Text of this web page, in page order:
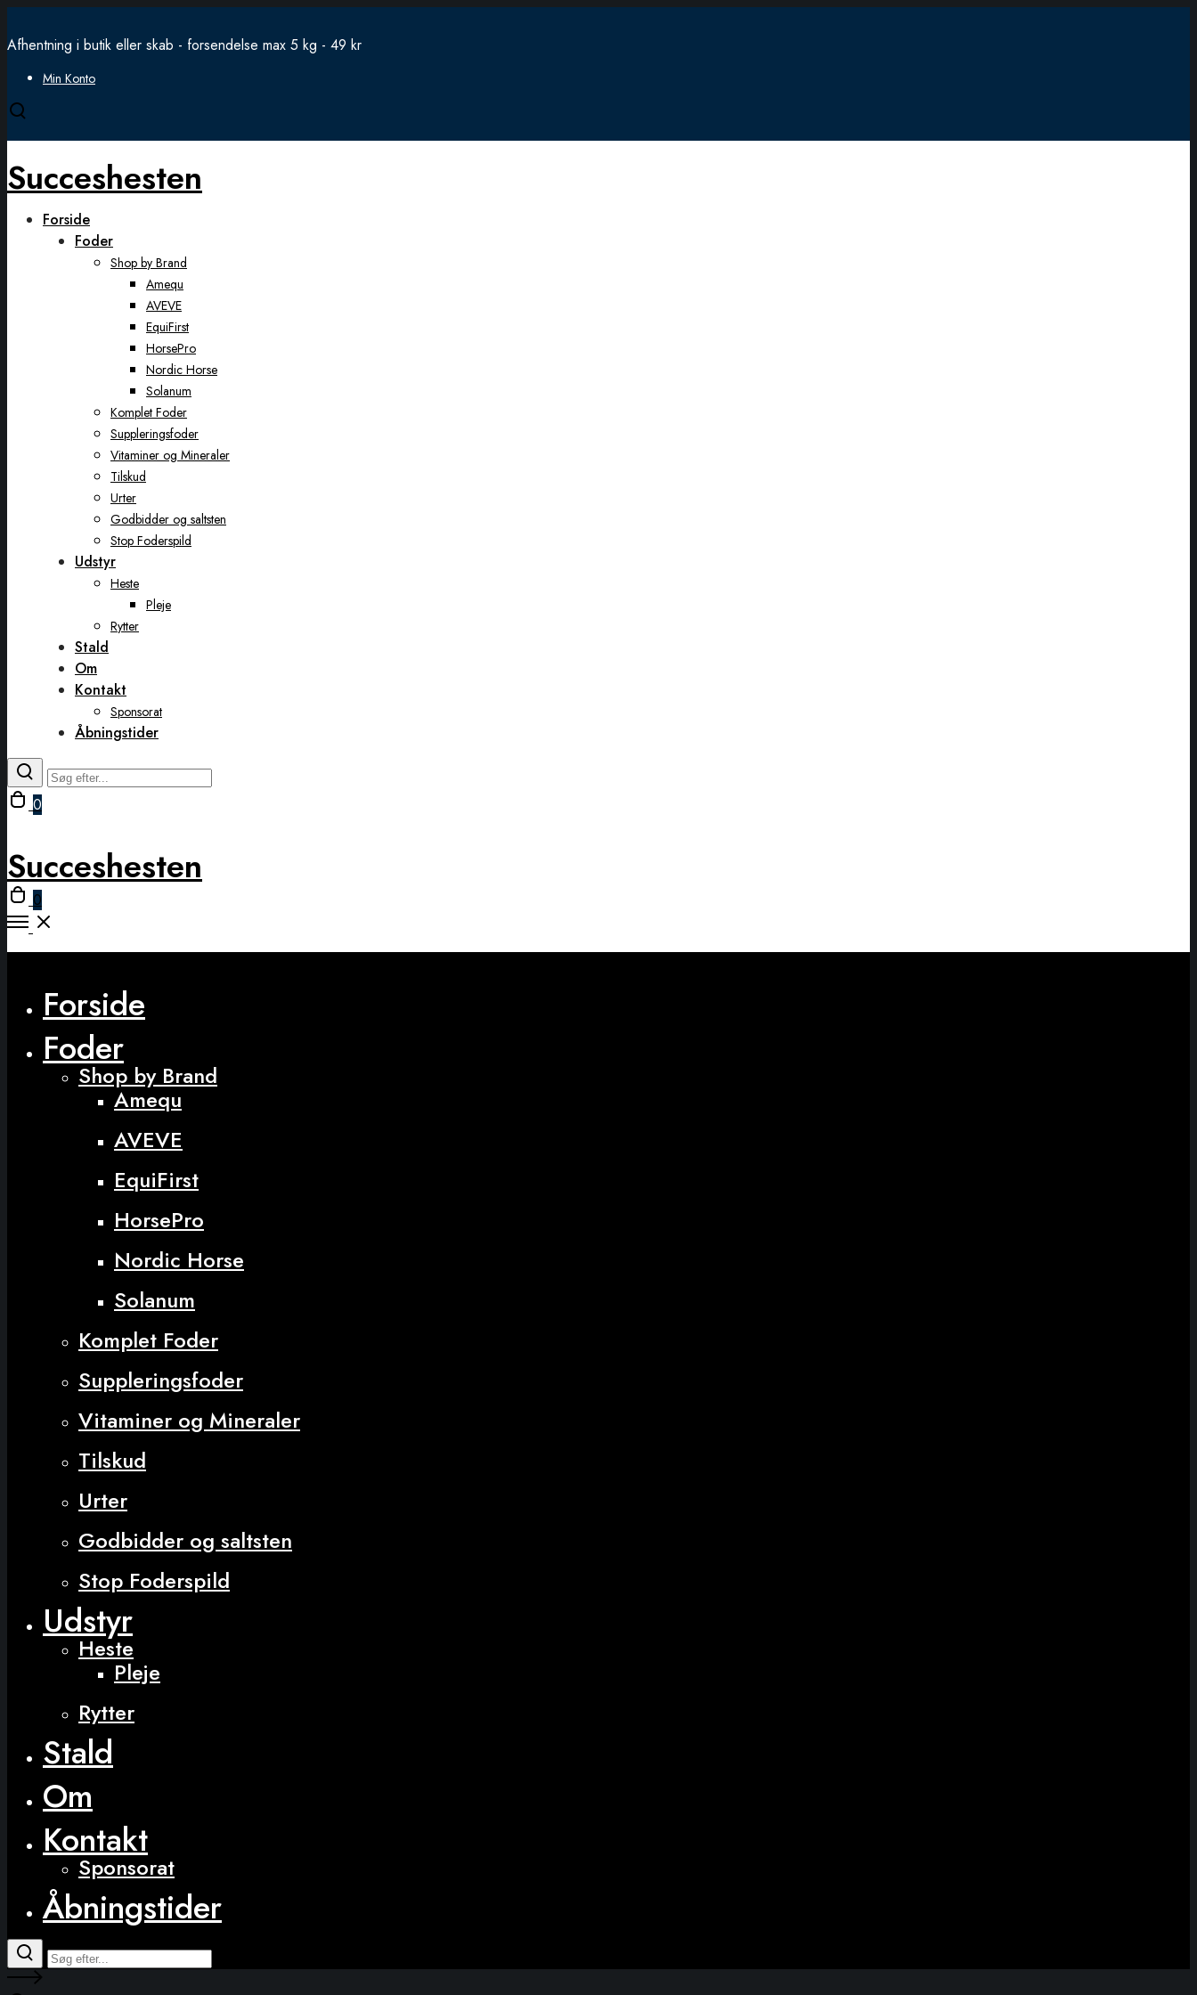
Afhentning i butik eller skab - forsendelse max 5 kg - 49 kr
Min Konto
Open
Succeshesten
Forside
Foder
Shop by Brand
Amequ
AVEVE
EquiFirst
HorsePro
Nordic Horse
Solanum
Komplet Foder
Suppleringsfoder
Vitaminer og Mineraler
Tilskud
Urter
Godbidder og saltsten
Stop Foderspild
Udstyr
Heste
Pleje
Rytter
Stald
Om
Kontakt
Sponsorat
Åbningstider
Toggle
0
Succeshesten
Open
cart
0
Open
Forside
Foder
Shop by Brand
Amequ
AVEVE
EquiFirst
HorsePro
Nordic Horse
Solanum
Komplet Foder
Suppleringsfoder
Vitaminer og Mineraler
Tilskud
Urter
Godbidder og saltsten
Stop Foderspild
Udstyr
Heste
Pleje
Rytter
Stald
Om
Kontakt
Sponsorat
Åbningstider